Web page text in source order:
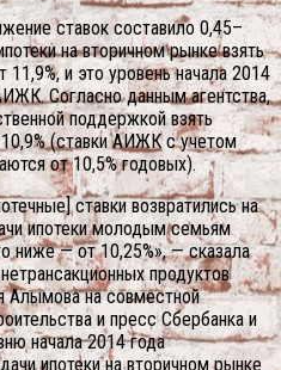
ставок составило 0,45–
на вторичном рынке взять
и это уровень начала 2014
Согласно данным агентства,
поддержкой взять
(ставки АИЖК с учетом
от 10,5% годовых).
ставки возвратились на
ипотеки молодым семьям
ниже — от 10,25%», — сказала
продуктов
Алымова на совместной
и пресс Сбербанка и
начала 2014 года
ипотеки на вторичном рынке